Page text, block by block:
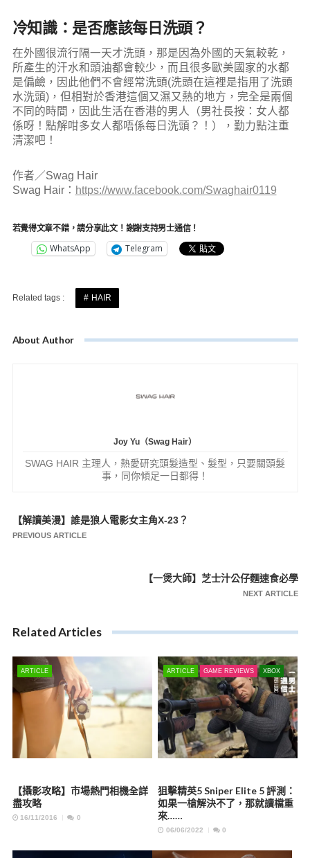
冷知識：是否應該每日洗頭？
在外國很流行隔一天才洗頭，那是因為外國的天氣較乾，
所產生的汗水和頭油都會較少，而且很多歐美國家的水都
是偏鹼，因此他們不會經常洗頭(洗頭在這裡是指用了洗頭
水洗頭)，但相對於香港這個又濕又熱的地方，完全是兩個
不同的時間，因此生活在香港的男人（男社長按：女人都
係呀！點解咁多女人都唔係每日洗頭？！），勤力點注重
清潔吧！
作者／Swag Hair
Swag Hair： https://www.facebook.com/Swaghair0119
若覺得文章不錯，請分享此文！謝謝支持男士通信！
WhatsApp Telegram
Related tags : HAIR
About Author
Joy Yu（Swag Hair）
SWAG HAIR 主理人，熱愛研究頭髮造型、髮型，只要關頭髮
事，同你傾足一日都得！
文
【解讀美漫】誰是狼人電影女主角X-23？
PREVIOUS ARTICLE
【一煲大師】芝士汁公仔麵速食必學
NEXT ARTICLE
Related Articles
ARTICLE
【攝影攻略】市場熱門相機全詳
盡攻略
16/11/2016 0
ARTICLE GAME REVIEWS XBOX
狙擊精英5 Sniper Elite 5 評測：
如果一槍解決不了，那就讀檔重
來……
06/06/2022 0